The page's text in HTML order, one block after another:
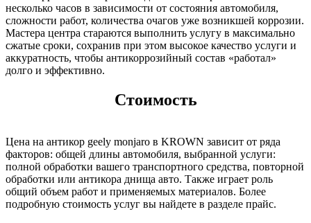
несколько часов в зависимости от состояния автомобиля,
сложности работ, количества очагов уже возникшей коррозии.
Мастера центра стараются выполнить услугу в максимально
сжатые сроки, сохранив при этом высокое качество услуги и
аккуратность, чтобы антикоррозийный состав «работал»
долго и эффективно.
Стоимость
Цена на антикор geely monjaro в KROWN зависит от ряда
факторов: общей длины автомобиля, выбранной услуги:
полной обработки вашего транспортного средства, повторной
обработки или антикора днища авто. Также играет роль
общий объем работ и применяемых материалов. Более
подробную стоимость услуг вы найдете в разделе прайс.